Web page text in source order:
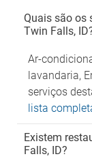
Quais são os
Twin Falls,
Ar-
lavandaria,
serviços
lista
Existem
Falls, ID?